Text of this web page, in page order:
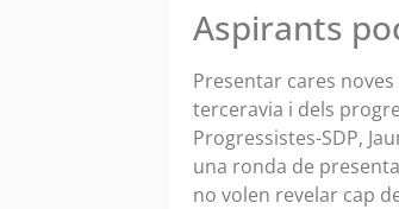
Aspirants
Presentar cares
terceravia i dels
Progressistes-SDP,
una ronda de
no volen revelar cap